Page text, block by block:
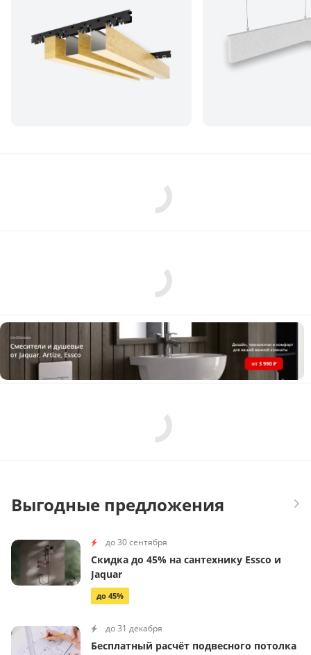
Выгодные предложения
до 30 сентября
Скидка до 45% на сантехнику Essco и
Jaquar
до 45%
до 31 декабря
Бесплатный расчёт подвесного потолка